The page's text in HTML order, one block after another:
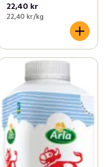
22,40 kr
22,40 kr /kg